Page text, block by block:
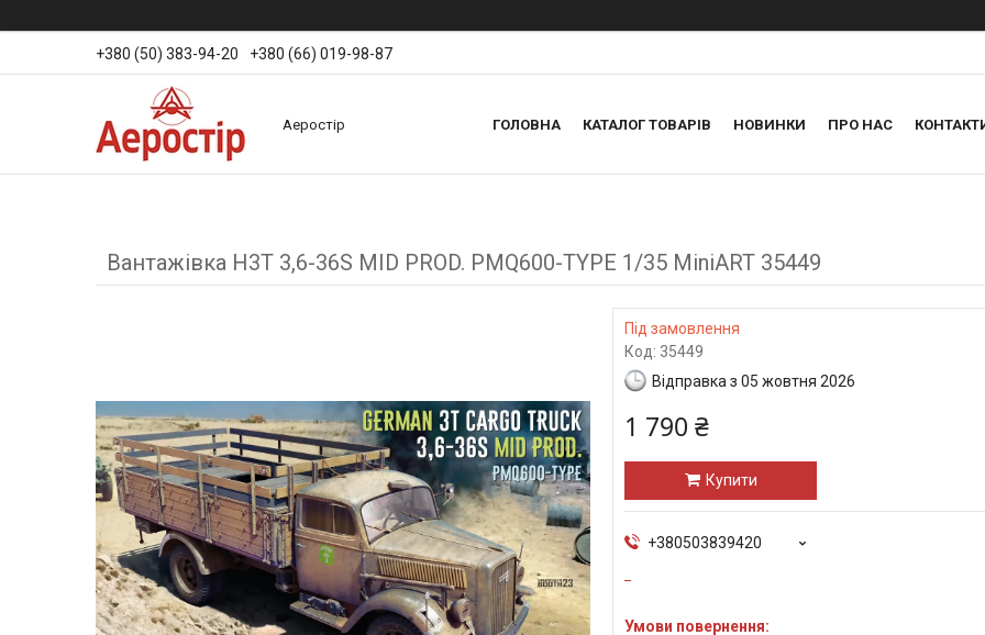
+380 (50) 383-94-20 +380 (66) 019-98-87
Аеростір ГОЛОВНА КАТАЛОГ ТОВАРІВ НОВИНКИ ПРО НАС
Вантажівка Н3Т 3,6-36S MID PROD. PMQ600-TYPE 1/35 MiniART 35449
Під замовлення
Код: 35449
Відправка з 05 жовтня 2026
1 790 ₴
Купити
+380503839420